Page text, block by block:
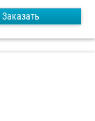
Заказать